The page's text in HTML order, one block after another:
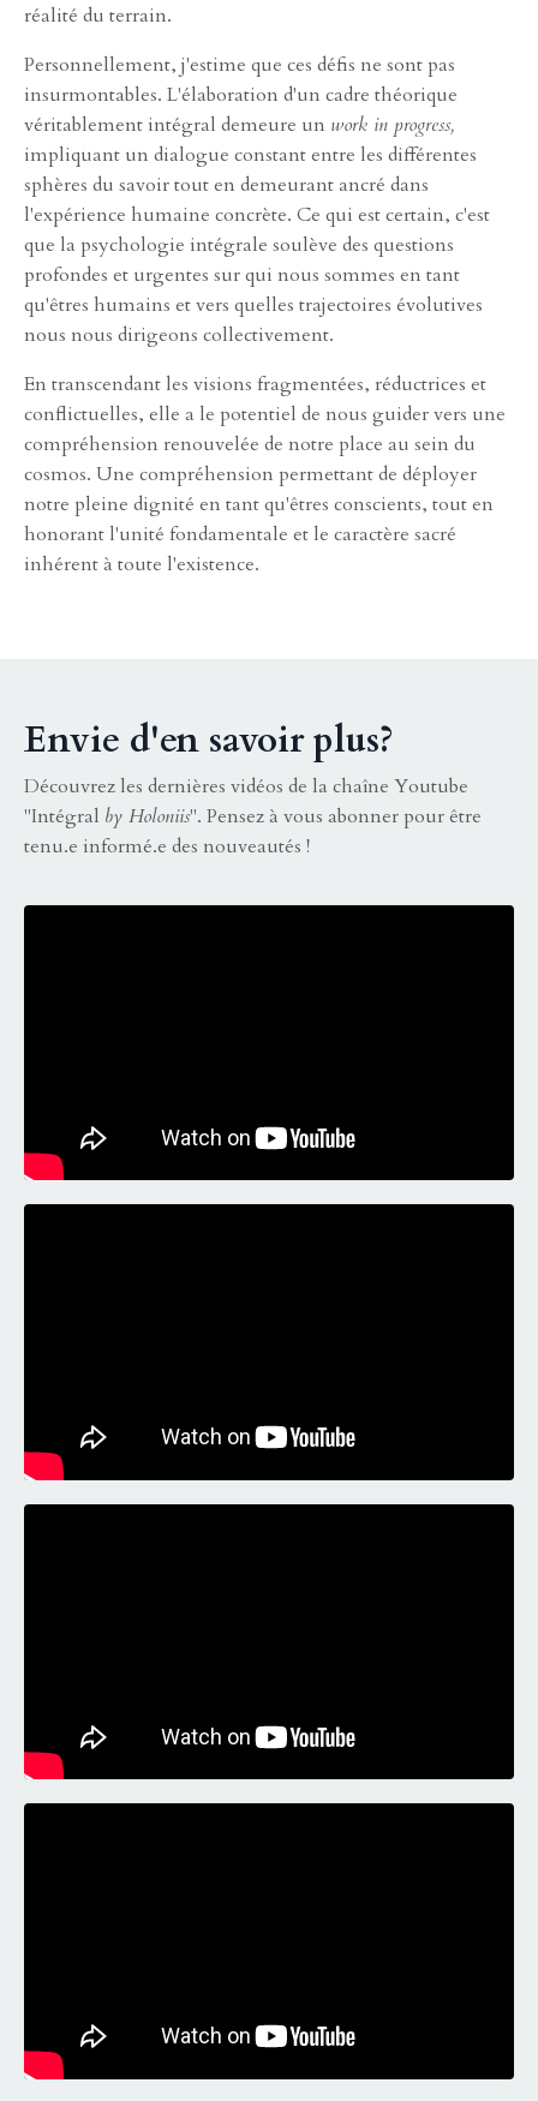
réalité du terrain.
Personnellement, j'estime que ces défis ne sont pas
insurmontables. L'élaboration d'un cadre théorique
véritablement intégral demeure un work in progress,
impliquant un dialogue constant entre les différentes
sphères du savoir tout en demeurant ancré dans
l'expérience humaine concrète. Ce qui est certain, c'est
que la psychologie intégrale soulève des questions
profondes et urgentes sur qui nous sommes en tant
qu'êtres humains et vers quelles trajectoires évolutives
nous nous dirigeons collectivement.
En transcendant les visions fragmentées, réductrices et
conflictuelles, elle a le potentiel de nous guider vers une
compréhension renouvelée de notre place au sein du
cosmos. Une compréhension permettant de déployer
notre pleine dignité en tant qu'êtres conscients, tout en
honorant l'unité fondamentale et le caractère sacré
inhérent à toute l'existence.
Envie d'en savoir plus?
Découvrez les dernières vidéos de la chaîne Youtube
"Intégral by Holoniis". Pensez à vous abonner pour être
tenu.e informé.e des nouveautés !